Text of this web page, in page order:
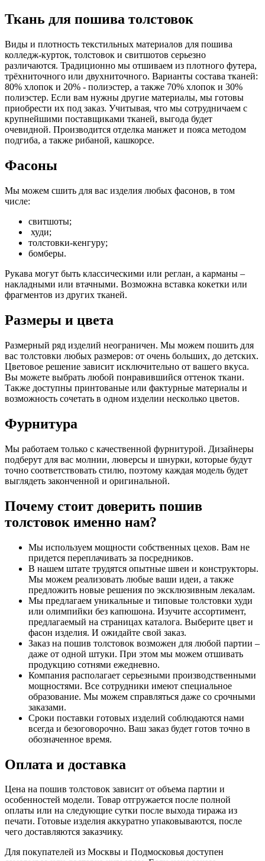
Ткань для пошива толстовок
Виды и плотность текстильных материалов для пошива
колледж-курток, толстовок и свитшотов серьезно
различаются. Традиционно мы отшиваем из плотного футера,
трёхниточного или двухниточного. Варианты состава тканей:
80% хлопок и 20% - полиэстер, а также 70% хлопок и 30%
полиэстер. Если вам нужны другие материалы, мы готовы
приобрести их под заказ. Учитывая, что мы сотрудничаем с
крупнейшими поставщиками тканей, выгода будет
очевидной. Производится отделка манжет и пояса методом
подгиба, а также рибаной, кашкорсе.
Фасоны
Мы можем сшить для вас изделия любых фасонов, в том
числе:
свитшоты;
худи;
толстовки-кенгуру;
бомберы.
Рукава могут быть классическими или реглан, а карманы –
накладными или втачными. Возможна вставка кокетки или
фрагментов из других тканей.
Размеры и цвета
Размерный ряд изделий неограничен. Мы можем пошить для
вас толстовки любых размеров: от очень больших, до детских.
Цветовое решение зависит исключительно от вашего вкуса.
Вы можете выбрать любой понравившийся оттенок ткани.
Также доступны принтованые или фактурные материалы и
возможность сочетать в одном изделии несколько цветов.
Фурнитура
Мы работаем только с качественной фурнитурой. Дизайнеры
подберут для вас молнии, люверсы и шнурки, которые будут
точно соответствовать стилю, поэтому каждая модель будет
выглядеть законченной и оригинальной.
Почему стоит доверить пошив
толстовок именно нам?
Мы используем мощности собственных цехов. Вам не
придется переплачивать за посредников.
В нашем штате трудятся опытные швеи и конструкторы.
Мы можем реализовать любые ваши идеи, а также
предложить новые решения по эксклюзивным лекалам.
Мы предлагаем уникальные и типовые толстовки худи
или олимпийки без капюшона. Изучите ассортимент,
предлагаемый на страницах каталога. Выберите цвет и
фасон изделия. И ожидайте свой заказ.
Заказ на пошив толстовок возможен для любой партии –
даже от одной штуки. При этом мы можем отшивать
продукцию сотнями ежедневно.
Компания располагает серьезными производственными
мощностями. Все сотрудники имеют специальное
образование. Мы можем справляться даже со срочными
заказами.
Сроки поставки готовых изделий соблюдаются нами
всегда и безоговорочно. Ваш заказ будет готов точно в
обозначенное время.
Оплата и доставка
Цена на пошив толстовок зависит от объема партии и
особенностей модели. Товар отгружается после полной
оплаты или на следующие сутки после выхода тиража из
печати. Готовые изделия аккуратно упаковываются, после
чего доставляются заказчику.
Для покупателей из Москвы и Подмосковья доступен